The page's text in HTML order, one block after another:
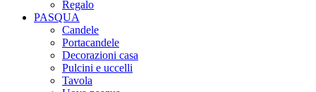
Regalo
PASQUA
Candele
Portacandele
Decorazioni casa
Pulcini e uccelli
Tavola